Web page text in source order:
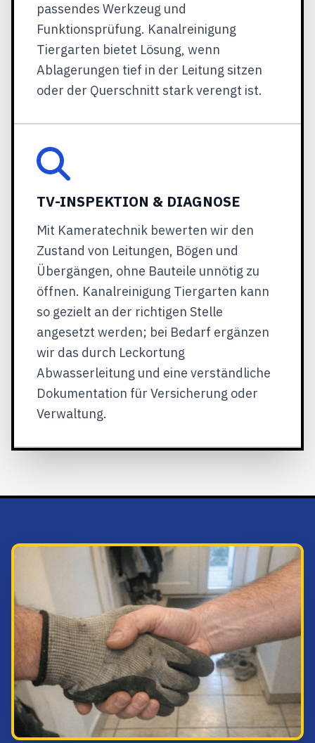
passendes Werkzeug und
Funktionsprüfung. Kanalreinigung
Tiergarten bietet Lösung, wenn
Ablagerungen tief in der Leitung sitzen
oder der Querschnitt stark verengt ist.
TV-INSPEKTION & DIAGNOSE
Mit Kameratechnik bewerten wir den
Zustand von Leitungen, Bögen und
Übergängen, ohne Bauteile unnötig zu
öffnen. Kanalreinigung Tiergarten kann
so gezielt an der richtigen Stelle
angesetzt werden; bei Bedarf ergänzen
wir das durch Leckortung
Abwasserleitung und eine verständliche
Dokumentation für Versicherung oder
Verwaltung.